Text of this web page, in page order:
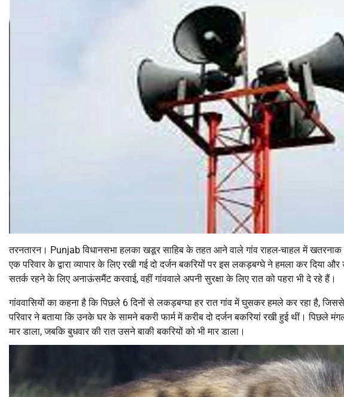
तरनतारन। Punjab विधानसभा हलका खडूर साहिब के तहत आने वाले गांव राहल-चाहल में
एक परिवार के द्वारा व्यापार के लिए रखी गई दो दर्जन बकरियों पर इस लकड़बग्घे ने हमला कर दिया
सतर्क रहने के लिए अनाऊंसमैंट करवाई, वहीं गांववाले अपनी सुरक्षा के लिए रात को पहरा भी दे रहे हैं।
गांववासियों का कहना है कि पिछले 6 दिनों से लकड़बग्घा हर रात गांव में घुसकर हमले कर रहा है,
परिवार ने बताया कि उनके घर के सामने बकरी फार्म में करीब दो दर्जन बकरियां रखी हुई थीं। पिछले
मार डाला, जबकि बुधवार की रात उसने बाकी बकरियों को भी मार डाला।